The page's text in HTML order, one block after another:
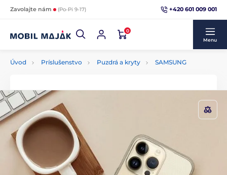
Zavolajte nám (Po-Pi 9-17) +420 601 009 001
0
Menu
Úvod Príslušenstvo Puzdrá a kryty SAMSUNG